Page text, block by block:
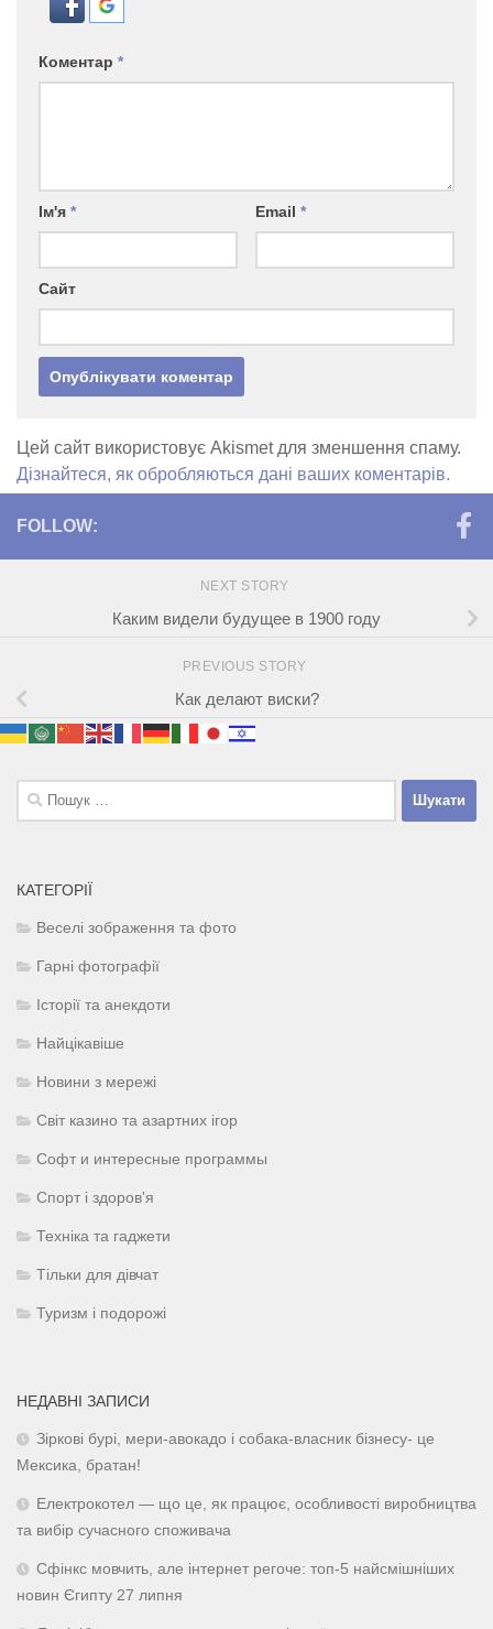
Коментар *
Ім'я * Email *
Сайт
Цей сайт використовує Akismet для зменшення спаму.
Дізнайтеся, як обробляються дані ваших коментарів.
FOLLOW:
NEXT STORY
Каким видели будущее в 1900 году
PREVIOUS STORY
Как делают виски?
Пошук:
КАТЕГОРІЇ
Веселі зображення та фото
Гарні фотографії
Історії та анекдоти
Найцікавіше
Новини з мережі
Світ казино та азартних ігор
Софт и интересные программы
Спорт і здоров'я
Техніка та гаджети
Тільки для дівчат
Туризм і подорожі
НЕДАВНІ ЗАПИСИ
Зіркові бурі, мери-авокадо і собака-власник бізнесу- це
Мексика, братан!
Електрокотел — що це, як працює, особливості виробництва
та вибір сучасного споживача
Сфінкс мовчить, але інтернет регоче: топ-5 найсмішніших
новин Єгипту 27 липня